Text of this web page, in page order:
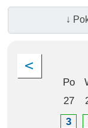
↓
Po
27
3